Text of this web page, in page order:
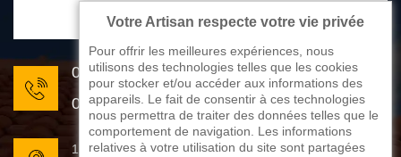
05 33 06 22 81
07 80 33 28 62
176 avenue de Limoges
Votre Artisan respecte votre vie privée
Pour offrir les meilleures expériences, nous
utilisons des technologies telles que les cookies
pour stocker et/ou accéder aux informations des
appareils. Le fait de consentir à ces technologies
nous permettra de traiter des données telles que le
comportement de navigation. Les informations
relatives à votre utilisation du site sont partagées